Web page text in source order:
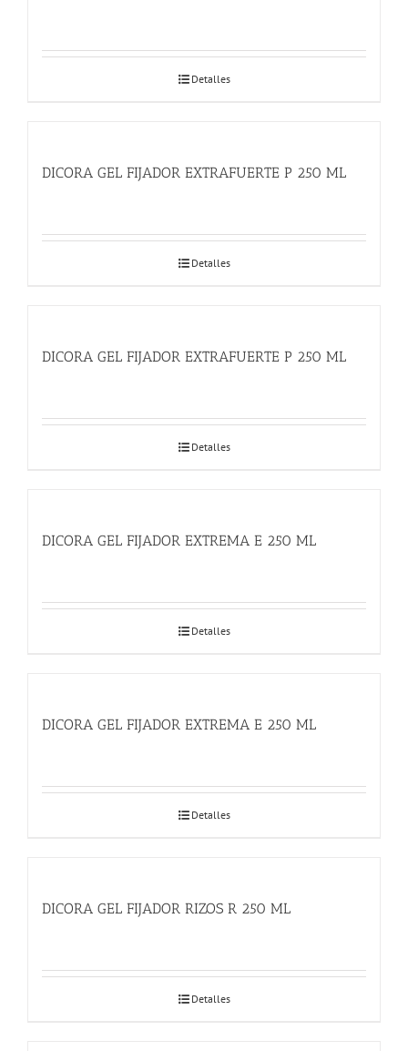
Detalles
DICORA GEL FIJADOR EXTRAFUERTE P 250 ML
Detalles
DICORA GEL FIJADOR EXTRAFUERTE P 250 ML
Detalles
DICORA GEL FIJADOR EXTREMA E 250 ML
Detalles
DICORA GEL FIJADOR EXTREMA E 250 ML
Detalles
DICORA GEL FIJADOR RIZOS R 250 ML
Detalles